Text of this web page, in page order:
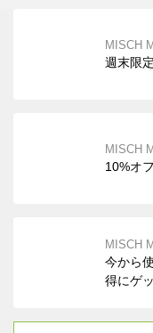
MISCH
週末限
MISCH
10%オ
MISCH
今から
得にゲ